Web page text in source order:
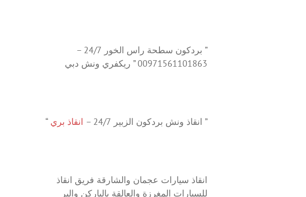
” بردكون سطحة راس الخور 24/7 –
00971561101863 ” ريكفري ونش دبي
” انقاذ ونش بردكون الزبير 24/7 – انقاذ بري “
انقاذ سيارات عجمان والشارقة فريق انقاذ
للسيارات المغرزة والعالقة بالباركن والبر